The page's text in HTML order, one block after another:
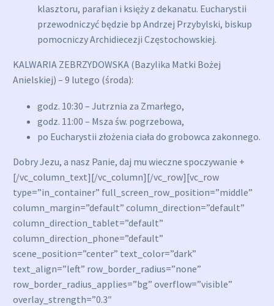
klasztoru, parafian i księży z dekanatu. Eucharystii
przewodniczyć będzie bp Andrzej Przybylski, biskup
pomocniczy Archidiecezji Częstochowskiej.
KALWARIA ZEBRZYDOWSKA (Bazylika Matki Bożej
Anielskiej) – 9 lutego (środa):
godz. 10:30 – Jutrznia za Zmarłego,
godz. 11:00 – Msza św. pogrzebowa,
po Eucharystii złożenia ciała do grobowca zakonnego.
Dobry Jezu, a nasz Panie, daj mu wieczne spoczywanie +
[/vc_column_text][/vc_column][/vc_row][vc_row
type=”in_container” full_screen_row_position=”middle”
column_margin=”default” column_direction=”default”
column_direction_tablet=”default”
column_direction_phone=”default”
scene_position=”center” text_color=”dark”
text_align=”left” row_border_radius=”none”
row_border_radius_applies=”bg” overflow=”visible”
overlay_strength=”0.3″